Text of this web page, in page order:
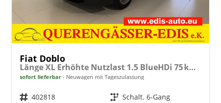
Fiat Doblo
Länge XL Erhöhte Nutzlast 1.5 BlueHDi 75 kW (102 PS) Klimaanlage, Radio, DAB, Einparkhilfe hinten, Rückfahrkamera, Geschwindigkeitsbegrenzer, Verkehrsschilderkennung, 180° Heckflügeltür, Ersatzrad, Laderaumboden aus Gummibelag, uvm.
sofort lieferbar Neuwagen mit Tageszulassung
Fahrzeugnr. 402818 Getriebe Schalt. 6-Gang